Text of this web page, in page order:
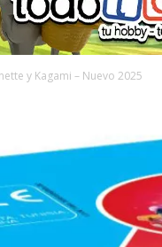
Click
y Kagami – Nuevo 2025